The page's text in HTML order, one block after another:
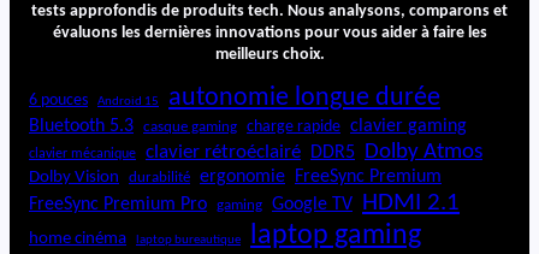
tests approfondis de produits tech. Nous analysons, comparons et
évaluons les dernières innovations pour vous aider à faire les
meilleurs choix.
6 pouces Android 15 autonomie longue durée
Bluetooth 5.3 casque gaming charge rapide clavier gaming
clavier mécanique clavier rétroéclairé DDR5 Dolby Atmos
Dolby Vision durabilité ergonomie
FreeSync Premium
FreeSync Premium Pro
gaming Google TV HDMI 2.1
home cinéma laptop bureautique laptop gaming